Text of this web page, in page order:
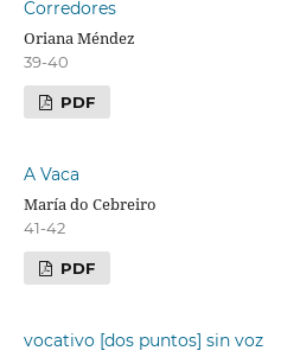
Corredores
Oriana Méndez
39-40
PDF
A Vaca
María do Cebreiro
41-42
PDF
vocativo [dos puntos] sin voz